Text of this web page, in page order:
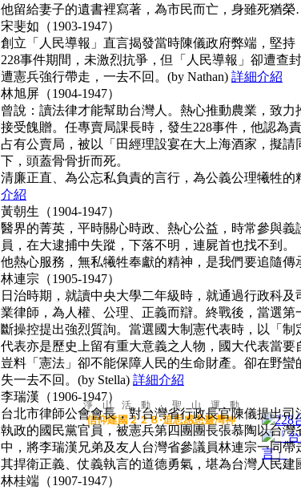
他留給妻子的遺書裡寫著，為市民而亡，身雖死猶
宋斐如（1903-1947）
創立「人民導報」直言揭發當時陳儀政府弊端，堅持
228事件期間，未激烈抗爭，但「人民導報」卻遭查
遭憲兵強行帶走，一去不回。(by Nathan) 詳細介紹
林旭屏（1904-1947）
曾說：讀法律才能幫助台灣人。熱心推動農業，致
接受餽贈。任專賣局課長時，發生228事件，他認為
占有公賣局，被以「田經理設宴在大上海酒家，擬
下，頭蓋骨骨折而死。
清廉正直、為公忘私負責的言行，為公義公理犧牲的
介紹
黃朝生（1904-1947）
醫界的菁英，平時關心時政、熱心公益，時常參與
員，在大逮捕中失蹤，下落不明，連屍首也找不到。
他熱心服務，無私犧牲奉獻的精神，是我們要追隨傳
林連宗（1905-1947）
日治時期，就讀中央大學二年級時，就通過行政科
業律師，為人權、公理、正義而辯。終戰後，當選
斷操控提出強烈質詢。當選國大制憲代表時，以「
代表亦是歷史上留有重大意義之人物，國大代表當要
豈料「憲法」卻不能保障人民的生命財產。卻在野
失一去不回。(by Stella) 詳細介紹
李瑞漢（1906-1947）
台北市律師公會會長，對台灣省行政長官陳儀提出
執政的國民黨官員，被憲兵第四團團長張慕陶以台
中，將李瑞漢兄弟及友人台灣省參議員林連宗一同帶
其捍衛正義、仗義執言的道德勇氣，堪為台灣人民建
林桂端（1907-1947）
淨 山 活 動 ‧ 聖 山 運 動
信仰建國２２８‧追思感恩臺灣神